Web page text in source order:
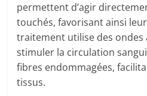
permettent d’agir
touchés, favorisant ainsi
traitement utilise des
stimuler la circulation
fibres endommagées,
tissus.